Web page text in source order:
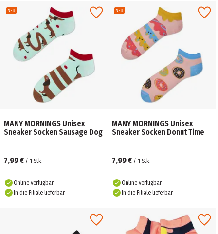
MANY MORNINGS Unisex
Sneaker Socken Sausage Dog
7,99 € / 1 Stk.
Online verfügbar
In die Filiale lieferbar
MANY MORNINGS Unisex
Sneaker Socken Donut Time
7,99 € / 1 Stk.
Online verfügbar
In die Filiale lieferbar